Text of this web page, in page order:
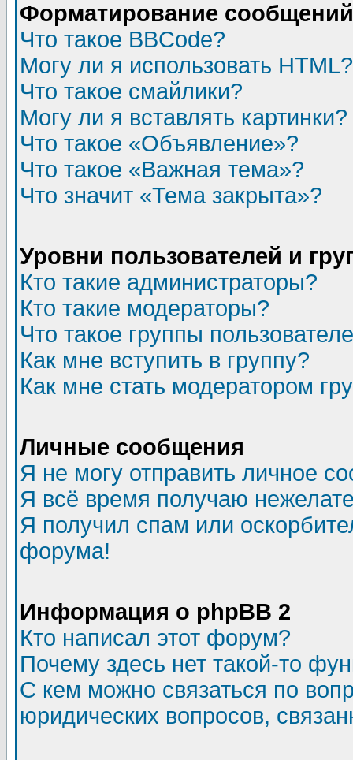
Форматирование
Что такое BBCode?
Могу ли я использовать HTML?
Что такое смайлики?
Могу ли я вставлять картинки?
Что такое «Объявление»?
Что такое «Важная тема»?
Что значит «Тема закрыта»?
Уровни пользователей и
Кто такие администраторы?
Кто такие модераторы?
Что такое группы
Как мне вступить в группу?
Как мне стать модератором
Личные сообщения
Я не могу отправить личное
Я всё время получаю
Я получил спам или
форума!
Информация о phpBB 2
Кто написал этот форум?
Почему здесь нет такой-то
С кем можно связаться по
юридических вопросов,